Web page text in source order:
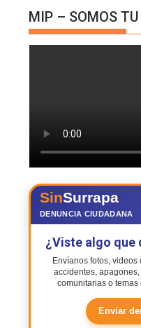
MIP – SOMOS
SinSurrapa
DENUNCIA CIUDADANA
¿Viste algo que
Envíanos fotos, videos
accidentes,
comunitarias o temas
Enviar